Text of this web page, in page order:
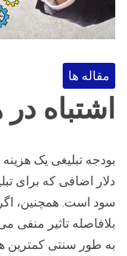
مقاله ها
اشتباه
بودجه تبلیغی یک
دلار اضافی که برای
سود است. همچنین،
بلافاصله تاثیر
به طور سنتی کمترین